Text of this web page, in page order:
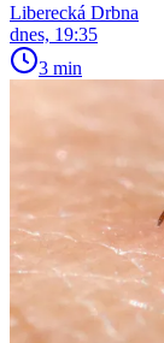
Liberecká Drbna
dnes, 19:35
3 min